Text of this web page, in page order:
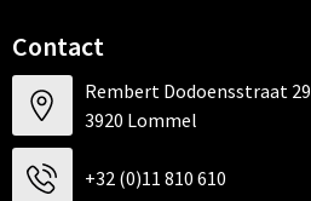
Contact
Rembert Dodoensstraat 29
3920 Lommel
+32 (0)11 810 610